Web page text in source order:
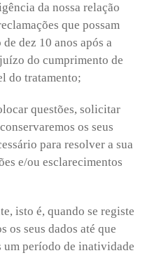
da nossa relação
que possam
dez 10 anos após a
do cumprimento de
do tratamento;
questões, solicitar
os seus
para resolver a sua
e/ou esclarecimentos
isto é, quando se registe
os seus dados até que
um período de inatividade